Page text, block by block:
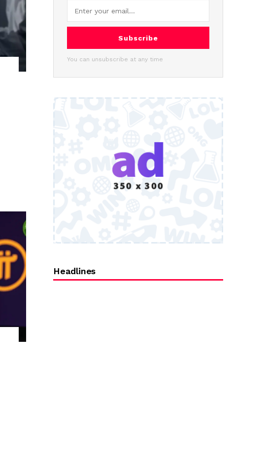
Subscribe
You can unsubscribe at any time
Headlines